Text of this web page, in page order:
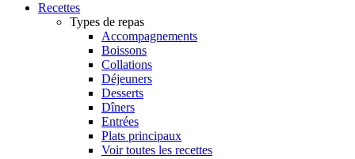
Recettes
Types de repas
Accompagnements
Boissons
Collations
Déjeuners
Desserts
Dîners
Entrées
Plats principaux
Voir toutes les recettes